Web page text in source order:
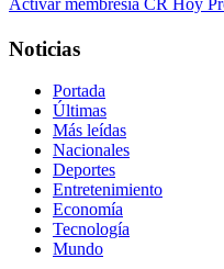
Activar membresía CR Hoy
Noticias
Portada
Últimas
Más leídas
Nacionales
Deportes
Entretenimiento
Economía
Tecnología
Mundo